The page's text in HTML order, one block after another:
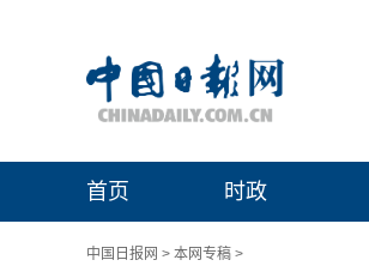
首页 时政
中国日报网 > 本网专稿 >